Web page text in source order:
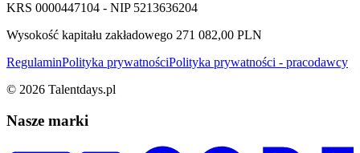
KRS 0000447104 - NIP 5213636204
Wysokość kapitału zakładowego 271 082,00 PLN
RegulaminPolityka prywatnościPolityka prywatności - pracodawcy
© 2026 Talentdays.pl
Nasze marki